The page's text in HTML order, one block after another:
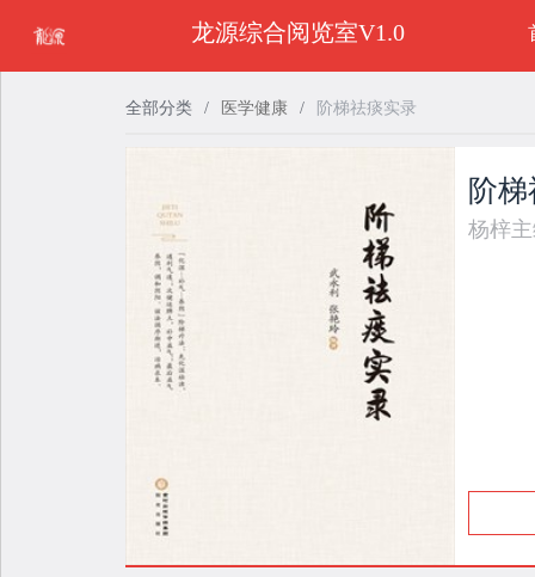
全部分类 / 医学健康 / 阶梯祛痰实录
阶
杨梓
龙源综合阅览室V1.0